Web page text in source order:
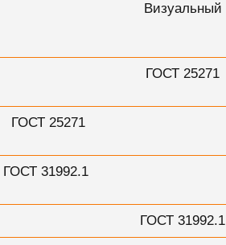
Визуальный
ГОСТ 25271
ГОСТ 25271
ГОСТ 31992.1
ГОСТ 31992.1